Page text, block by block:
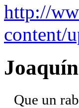
http://
content/
Que un